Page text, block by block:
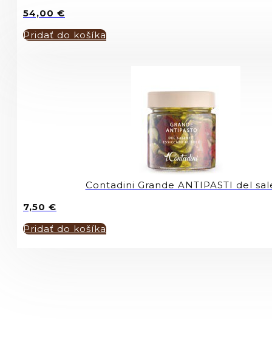
54,00 €
Pridať do košíka
Contadini Grande ANTIPASTI del
7,50 €
Pridať do košíka